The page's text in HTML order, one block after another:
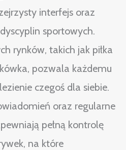
interfejs oraz
sportowych.
rynków, takich jak piłka
pozwala każdemu
czegoś dla siebie.
oraz regularne
pełną kontrolę
na które